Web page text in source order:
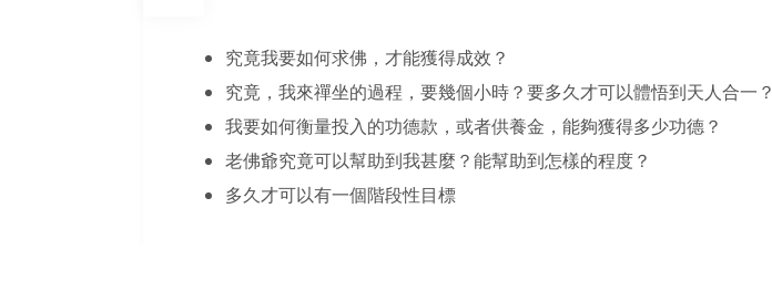
究竟我要如何求佛，才能獲得成效？
究竟，我來禪坐的過程，要幾個小時？要多久才可以體悟到天人合一？
我要如何衡量投入的功德款，或者供養金，能夠獲得多少功德？
老佛爺究竟可以幫助到我甚麼？能幫助到怎樣的程度？
多久才可以有一個階段性目標